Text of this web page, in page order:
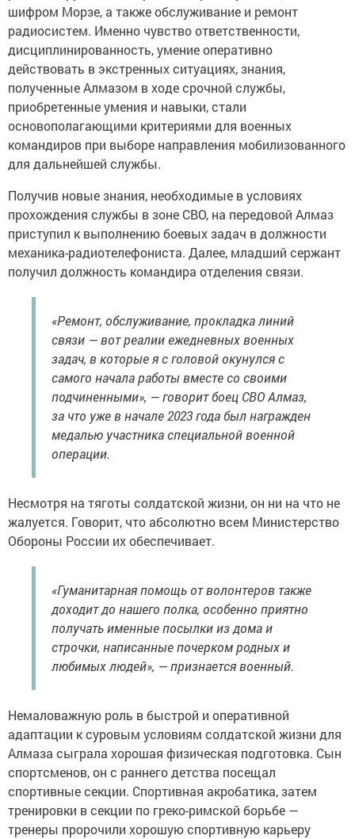
шифром Морзе, а также обслуживание и ремонт
радиосистем. Именно чувство ответственности,
дисциплинированность, умение оперативно
действовать в экстренных ситуациях, знания,
полученные Алмазом в ходе срочной службы,
приобретенные умения и навыки, стали
основополагающими критериями для военных
командиров при выборе направления мобилизованного
для дальнейшей службы.
Получив новые знания, необходимые в условиях
прохождения службы в зоне СВО, на передовой Алмаз
приступил к выполнению боевых задач в должности
механика-радиотелефониста. Далее, младший сержант
получил должность командира отделения связи.
«Ремонт, обслуживание, прокладка линий
связи — вот реалии ежедневных военных
задач, в которые я с головой окунулся с
самого начала работы вместе со своими
подчиненными», — говорит боец СВО Алмаз,
за что уже в начале 2023 года был награжден
медалью участника специальной военной
операции.
Несмотря на тяготы солдатской жизни, он ни на что не
жалуется. Говорит, что абсолютно всем Министерство
Обороны России их обеспечивает.
«Гуманитарная помощь от волонтеров также
доходит до нашего полка, особенно приятно
получать именные посылки из дома и
строчки, написанные почерком родных и
любимых людей», — признается военный.
Немаловажную роль в быстрой и оперативной
адаптации к суровым условиям солдатской жизни для
Алмаза сыграла хорошая физическая подготовка. Сын
спортсменов, он с раннего детства посещал
спортивные секции. Спортивная акробатика, затем
тренировки в секции по греко-римской борьбе —
тренеры пророчили хорошую спортивную карьеру